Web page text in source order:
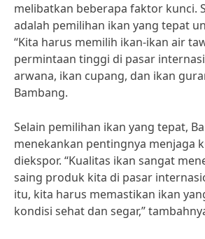
melibatkan beberapa faktor kunci.
adalah pemilihan ikan yang tepat
“Kita harus memilih ikan-ikan air
permintaan tinggi di pasar
arwana, ikan cupang, dan ikan
Bambang.
Selain pemilihan ikan yang tepat,
menekankan pentingnya menjaga
diekspor. “Kualitas ikan sangat
saing produk kita di pasar
itu, kita harus memastikan ikan
kondisi sehat dan segar,”